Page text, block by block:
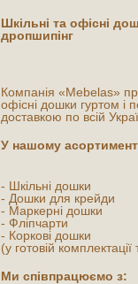
Шкільні та офісні
дропшипінг
Компанія «Mebelas»
офісні дошки гуртом і
доставкою по всій
У нашому
- Шкільні дошки
- Дошки для крейди
- Маркерні дошки
- Фліпчарти
- Коркові дошки
(у готовій
Ми співпрацюємо з: